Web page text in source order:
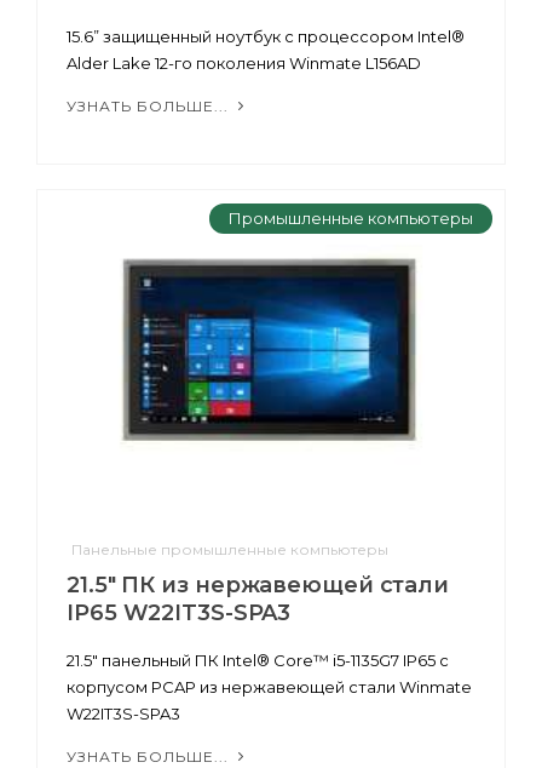
15.6” защищенный ноутбук с процессором Intel®
Alder Lake 12-го поколения Winmate L156AD
УЗНАТЬ БОЛЬШЕ...
Промышленные компьютеры
Панельные промышленные компьютеры
21.5" ПК из нержавеющей стали
IP65 W22IT3S-SPA3
21.5" панельный ПК Intel® Core™ i5-1135G7 IP65 с
корпусом PCAP из нержавеющей стали Winmate
W22IT3S-SPA3
УЗНАТЬ БОЛЬШЕ...